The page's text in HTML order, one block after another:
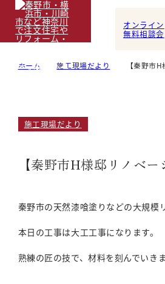
オンライン
無料相談会
ホーム 施工現場だより 【秦野市
施工現場だより
【秦野市H様邸リノベ
秦野市の天然漆喰塗りなどの大規模
本日の工事は大工工事になります。
熟練の匠の技で、材料を刻んでいきま